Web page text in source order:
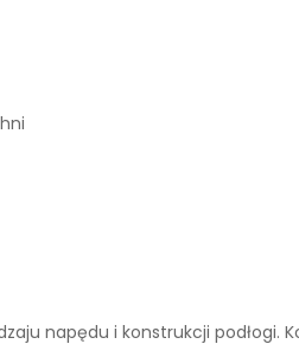
napędu i konstrukcji